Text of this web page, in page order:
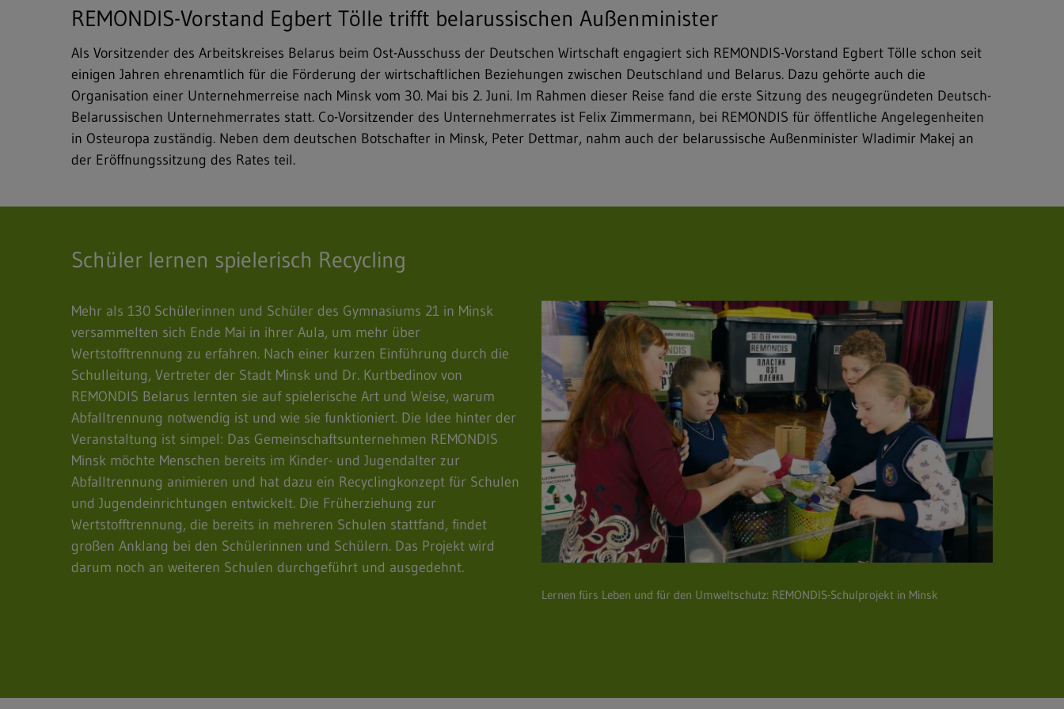
REMONDIS-Vorstand Egbert Tölle trifft belarussischen Außenminister
Als Vorsitzender des Arbeitskreises Belarus beim Ost-Ausschuss der Deutschen Wirtschaft engagiert sich REMONDIS-Vorstand Egbert Tölle schon seit
einigen Jahren ehrenamtlich für die Förderung der wirtschaftlichen Beziehungen zwischen Deutschland und Belarus. Dazu gehörte auch die
Organisation einer Unternehmerreise nach Minsk vom 30. Mai bis 2. Juni. Im Rahmen dieser Reise fand die erste Sitzung des neugegründeten Deutsch-
Belarussischen Unternehmerrates statt. Co-Vorsitzender des Unternehmerrates ist Felix Zimmermann, bei REMONDIS für öffentliche Angelegenheiten
in Osteuropa zuständig. Neben dem deutschen Botschafter in Minsk, Peter Dettmar, nahm auch der belarussische Außenminister Wladimir Makej an
der Eröffnungssitzung des Rates teil.
Schüler lernen spielerisch Recycling
Mehr als 130 Schülerinnen und Schüler des Gymnasiums 21 in Minsk
versammelten sich Ende Mai in ihrer Aula, um mehr über
Wertstofftrennung zu erfahren. Nach einer kurzen Einführung durch die
Schulleitung, Vertreter der Stadt Minsk und Dr. Kurtbedinov von
REMONDIS Belarus lernten sie auf spielerische Art und Weise, warum
Abfalltrennung notwendig ist und wie sie funktioniert. Die Idee hinter der
Veranstaltung ist simpel: Das Gemeinschaftsunternehmen REMONDIS
Minsk möchte Menschen bereits im Kinder- und Jugendalter zur
Abfalltrennung animieren und hat dazu ein Recyclingkonzept für Schulen
und Jugendeinrichtungen entwickelt. Die Früherziehung zur
Wertstofftrennung, die bereits in mehreren Schulen stattfand, findet
großen Anklang bei den Schülerinnen und Schülern. Das Projekt wird
darum noch an weiteren Schulen durchgeführt und ausgedehnt.
Lernen fürs Leben und für den Umweltschutz: REMONDIS-Schulprojekt in Minsk